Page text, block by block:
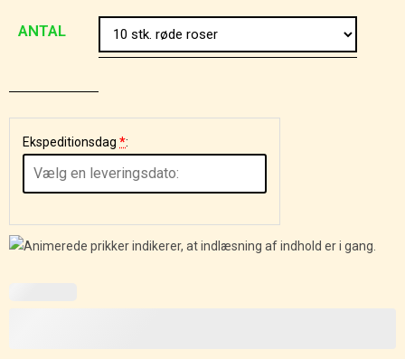
ANTAL
Ekspeditionsdag *: